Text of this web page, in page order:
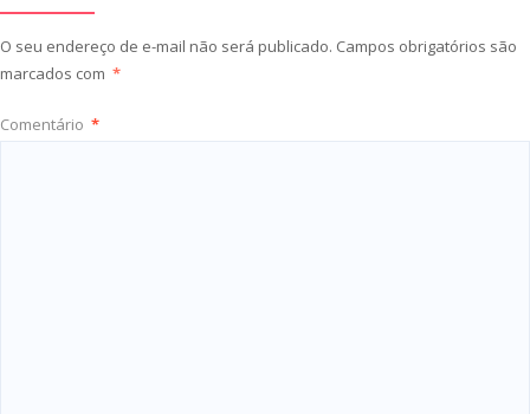
O seu endereço de e-mail não será publicado. Campos obrigatórios são
marcados com *
Comentário *